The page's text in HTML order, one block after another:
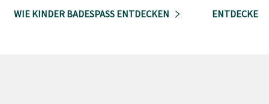
WIE KINDER BADESPASS ENTDECKEN
ENTDECKE